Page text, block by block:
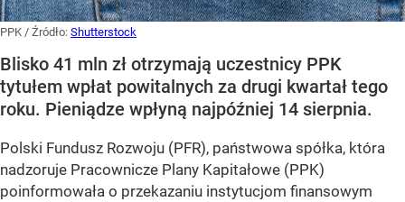
PPK / Źródło: Shutterstock
Blisko 41 mln zł otrzymają uczestnicy PPK
tytułem wpłat powitalnych za drugi kwartał tego
roku. Pieniądze wpłyną najpóźniej 14 sierpnia.
Polski Fundusz Rozwoju (PFR), państwowa spółka, która
nadzoruje Pracownicze Plany Kapitałowe (PPK)
poinformowała o przekazaniu instytucjom finansowym